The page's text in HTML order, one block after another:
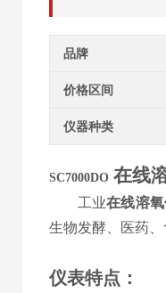
品牌
价格区间
仪器种类
SC7000DO 在线
工业在线溶氧
生物发酵、医药
仪表特点 ：